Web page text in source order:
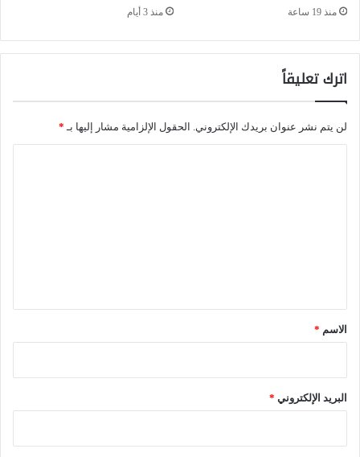
ن
ا
ح
د
ا
ت
منذ 19 ساعة منذ 3 أيام
اترك تعليقاً
لن يتم نشر عنوان بريدك الإلكتروني. الحقول الإلزامية مشار إليها بـ *
*الاسم *
البريد الإلكتروني *